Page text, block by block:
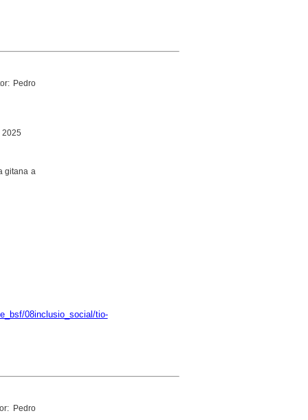
Pedro
2025
gitana a
08inclusio_social/tio-
Pedro